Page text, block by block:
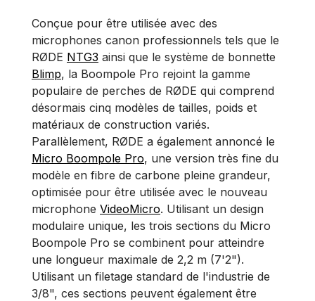
Conçue pour être utilisée avec des
microphones canon professionnels tels que le
RØDE NTG3 ainsi que le système de bonnette
Blimp, la Boompole Pro rejoint la gamme
populaire de perches de RØDE qui comprend
désormais cinq modèles de tailles, poids et
matériaux de construction variés.
Parallèlement, RØDE a également annoncé le
Micro Boompole Pro, une version très fine du
modèle en fibre de carbone pleine grandeur,
optimisée pour être utilisée avec le nouveau
microphone VideoMicro. Utilisant un design
modulaire unique, les trois sections du Micro
Boompole Pro se combinent pour atteindre
une longueur maximale de 2,2 m (7'2").
Utilisant un filetage standard de l'industrie de
3/8", ces sections peuvent également être